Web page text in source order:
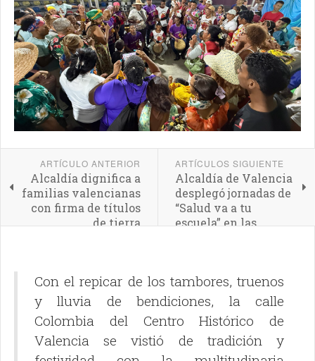
ARTÍCULO ANTERIOR
Alcaldía dignifica a
familias valencianas
con firma de títulos
de tierra
ARTÍCULOS SIGUIENTE
Alcaldía de Valencia
desplegó jornadas de
“Salud va a tu
escuela” en las
Con el repicar de los tambores, truenos
y lluvia de bendiciones, la calle
Colombia del Centro Histórico de
Valencia se vistió de tradición y